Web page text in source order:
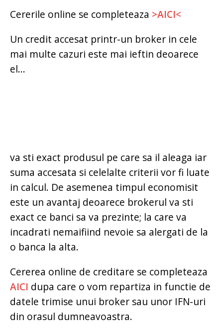
Cererile online se completeaza >AICI<
Un credit accesat printr-un broker in cele
mai multe cazuri este mai ieftin deoarece
el...
va sti exact produsul pe care sa il aleaga iar
suma accesata si celelalte criterii vor fi luate
in calcul. De asemenea timpul economisit
este un avantaj deoarece brokerul va sti
exact ce banci sa va prezinte; la care va
incadrati nemaifiind nevoie sa alergati de la
o banca la alta.
Cererea online de creditare se completeaza
AICI dupa care o vom repartiza in functie de
datele trimise unui broker sau unor IFN-uri
din orasul dumneavoastra.